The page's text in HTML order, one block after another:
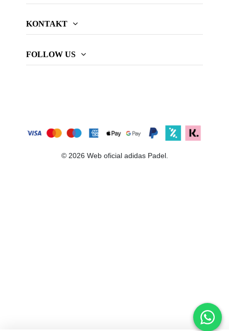
KONTAKT
FOLLOW US
© 2026 Web oficial adidas Padel.